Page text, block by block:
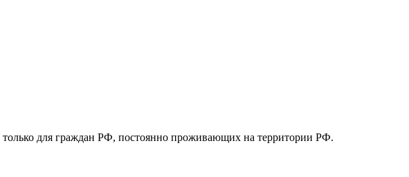
только для граждан РФ, постоянно проживающих на территории РФ.